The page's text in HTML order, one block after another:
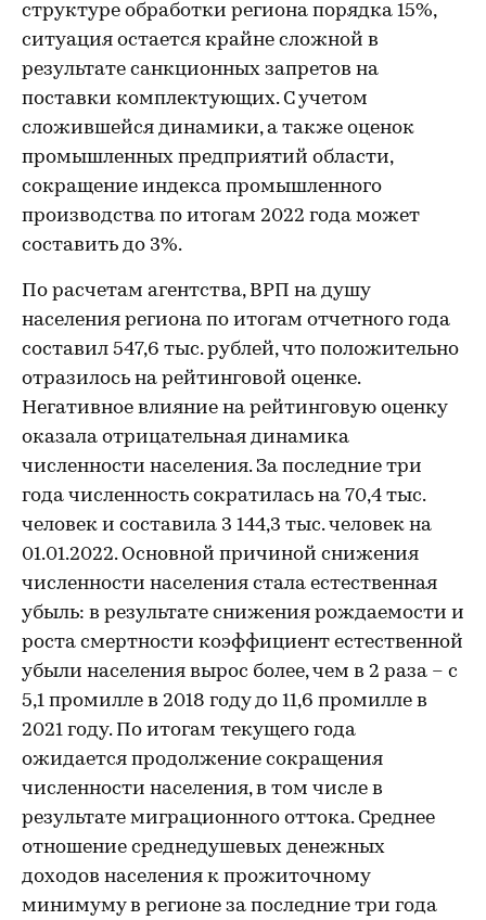
структуре обработки региона порядка 15%,
ситуация остается крайне сложной в
результате санкционных запретов на
поставки комплектующих. С учетом
сложившейся динамики, а также оценок
промышленных предприятий области,
сокращение индекса промышленного
производства по итогам 2022 года может
составить до 3%.
По расчетам агентства, ВРП на душу
населения региона по итогам отчетного года
составил 547,6 тыс. рублей, что положительно
отразилось на рейтинговой оценке.
Негативное влияние на рейтинговую оценку
оказала отрицательная динамика
численности населения. За последние три
года численность сократилась на 70,4 тыс.
человек и составила 3 144,3 тыс. человек на
01.01.2022. Основной причиной снижения
численности населения стала естественная
убыль: в результате снижения рождаемости и
роста смертности коэффициент естественной
убыли населения вырос более, чем в 2 раза – с
5,1 промилле в 2018 году до 11,6 промилле в
2021 году. По итогам текущего года
ожидается продолжение сокращения
численности населения, в том числе в
результате миграционного оттока. Среднее
отношение среднедушевых денежных
доходов населения к прожиточному
минимуму в регионе за последние три года